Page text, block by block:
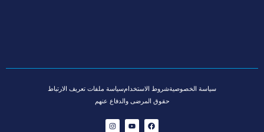
سياسة الخصوصيةشروط الاستخدامسياسة ملفات تعريف الارتباط
حقوق المرضى والدفاع عنهم